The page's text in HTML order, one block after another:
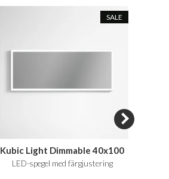
SALE
Kubic Light Dimmable 40x100
LED-spegel med färgjustering